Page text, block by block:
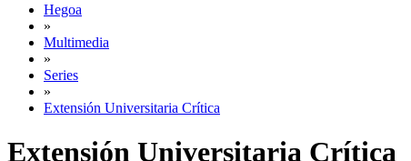
Hegoa
»
Multimedia
»
Series
»
Extensión Universitaria Crítica
Extensión Universitaria Crítica